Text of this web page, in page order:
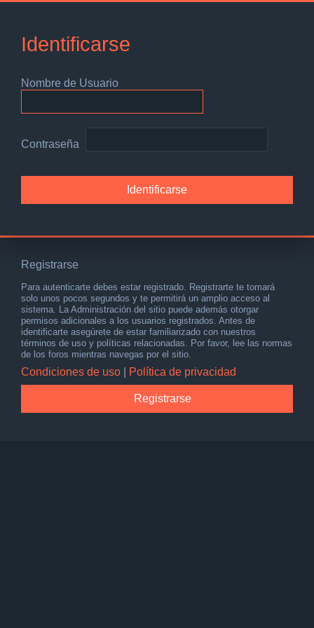
Identificarse
Nombre de Usuario
Contraseña
Registrarse
Para autenticarte debes estar registrado. Registrarte te tomará
solo unos pocos segundos y te permitirá un amplio acceso al
sistema. La Administración del sitio puede además otorgar
permisos adicionales a los usuarios registrados. Antes de
identificarte asegúrete de estar familiarizado con nuestros
términos de uso y políticas relacionadas. Por favor, lee las normas
de los foros mientras navegas por el sitio.
Condiciones de uso Política de privacidad
Registrarse